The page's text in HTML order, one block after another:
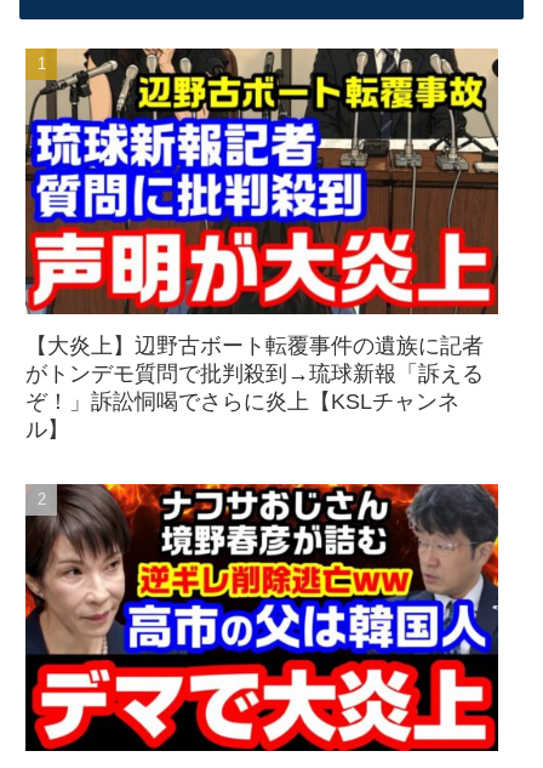
【大炎上】辺野古ボート転覆事件の遺族に記者
がトンデモ質問で批判殺到→琉球新報「訴える
ぞ！」訴訟恫喝でさらに炎上【KSLチャンネ
ル】